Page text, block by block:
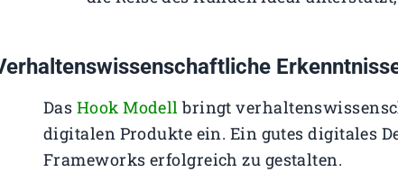
Das Hook Modell bringt
digitalen Produkte ein. Ein gutes digitales
Frameworks erfolgreich zu gestalten.